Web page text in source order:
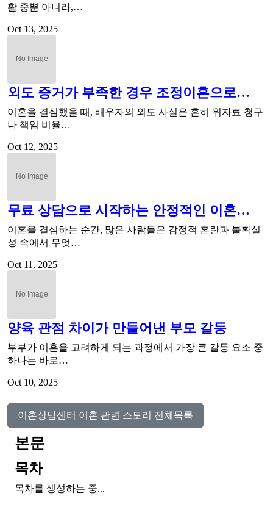
본문
목차
목차를 생성하는 중...
활 중뿐 아니라,…
Oct 13, 2025
외도 증거가 부족한 경우 조정이혼으로…
이혼을 결심했을 때, 배우자의 외도 사실은 흔히 위자료 청구
나 책임 비율…
Oct 12, 2025
무료 상담으로 시작하는 안정적인 이혼…
이혼을 결심하는 순간, 많은 사람들은 감정적 혼란과 불확실
성 속에서 무엇…
Oct 11, 2025
양육 관점 차이가 만들어낸 부모 갈등
부부가 이혼을 고려하게 되는 과정에서 가장 큰 갈등 요소 중
하나는 바로…
Oct 10, 2025
이혼상담센터 이혼 관련 스토리 전체목록